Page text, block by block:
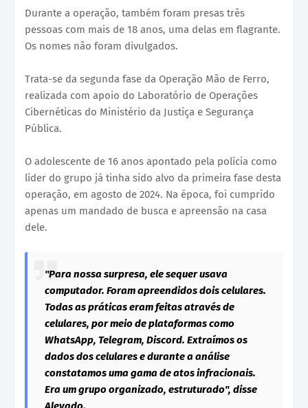
Durante a operação, também foram presas três
pessoas com mais de 18 anos, uma delas em flagrante.
Os nomes não foram divulgados.
Trata-se da segunda fase da Operação Mão de Ferro,
realizada com apoio do Laboratório de Operações
Cibernéticas do Ministério da Justiça e Segurança
Pública.
O adolescente de 16 anos apontado pela polícia como
líder do grupo já tinha sido alvo da primeira fase desta
operação, em agosto de 2024. Na época, foi cumprido
apenas um mandado de busca e apreensão na casa
dele.
"Para nossa surpresa, ele sequer usava
computador. Foram apreendidos dois celulares.
Todas as práticas eram feitas através de
celulares, por meio de plataformas como
WhatsApp, Telegram, Discord. Extraímos os
dados dos celulares e durante a análise
constatamos uma gama de atos infracionais.
Era um grupo organizado, estruturado", disse